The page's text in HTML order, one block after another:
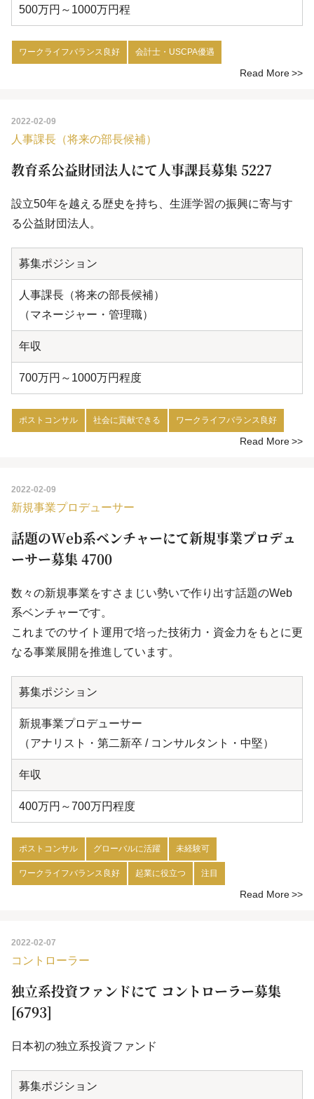
500万円～1000万円程
ワークライフバランス良好 会計士・USCPA優遇
Read More
2022-02-09
人事課長（将来の部長候補）
教育系公益財団法人にて人事課長募集 5227
設立50年を越える歴史を持ち、生涯学習の振興に寄与す
る公益財団法人。
募集ポジション
人事課長（将来の部長候補）
（マネージャー・管理職）
年収
700万円～1000万円程度
ポストコンサル 社会に貢献できる ワークライフバランス良好
Read More
2022-02-09
新規事業プロデューサー
話題のWeb系ベンチャーにて新規事業プロデュ
ーサー募集 4700
数々の新規事業をすさまじい勢いで作り出す話題のWeb
系ベンチャーです。
これまでのサイト運用で培った技術力・資金力をもとに更
なる事業展開を推進しています。
募集ポジション
新規事業プロデューサー
（アナリスト・第二新卒 / コンサルタント・中堅）
年収
400万円～700万円程度
ポストコンサル グローバルに活躍 未経験可
ワークライフバランス良好 起業に役立つ 注目
Read More
2022-02-07
コントローラー
独立系投資ファンドにて コントローラー募集
[6793]
日本初の独立系投資ファンド
募集ポジション